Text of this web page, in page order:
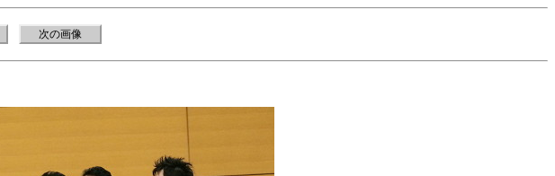
次の画像